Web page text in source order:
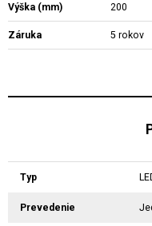
Výška (mm) 200
Záruka 5 rokov
Typ
Prevedenie